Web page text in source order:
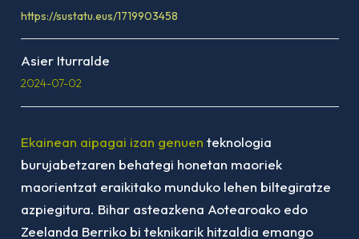
https://sustatu.eus/1719903458
Asier Iturralde
2024-07-02
Ekainean aipagai izan genuen teknologia
burujabetzaren behategi honetan maoriek
maorientzat eraikitako munduko lehen biltegiratze
azpiegitura. Bihar asteazkena Aotearoako edo
Zeelanda Berriko bi teknikarik hitzaldia emango